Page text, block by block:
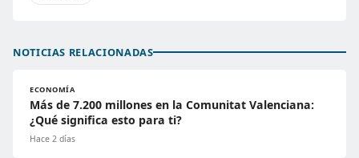
NOTICIAS RELACIONADAS
ECONOMÍA
Más de 7.200 millones en la Comunitat Valenciana:
¿Qué significa esto para ti?
Hace 2 días